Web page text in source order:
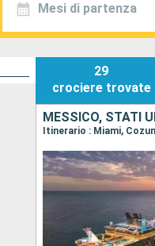
Mesi di partenza
29
crociere trovate
MESSICO, STATI
Itinerario : Miami,